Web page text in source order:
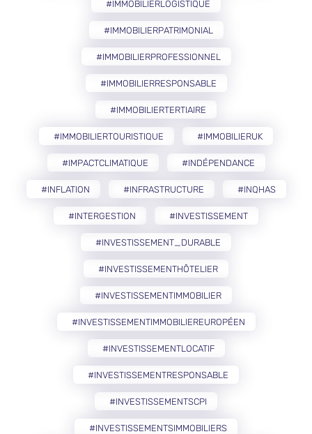
#IMMOBILIERLOGISTIQUE
#IMMOBILIERPATRIMONIAL
#IMMOBILIERPROFESSIONNEL
#IMMOBILIERRESPONSABLE
#IMMOBILIERTERTIAIRE
#IMMOBILIERTOURISTIQUE #IMMOBILIERUK
#IMPACTCLIMATIQUE #INDÉPENDANCE
#INFLATION #INFRASTRUCTURE #INQHAS
#INTERGESTION #INVESTISSEMENT
#INVESTISSEMENT_DURABLE
#INVESTISSEMENTHÔTELIER
#INVESTISSEMENTIMMOBILIER
#INVESTISSEMENTIMMOBILIEREUROPÉEN
#INVESTISSEMENTLOCATIF
#INVESTISSEMENTRESPONSABLE
#INVESTISSEMENTSCPI
#INVESTISSEMENTSIMMOBILIERS